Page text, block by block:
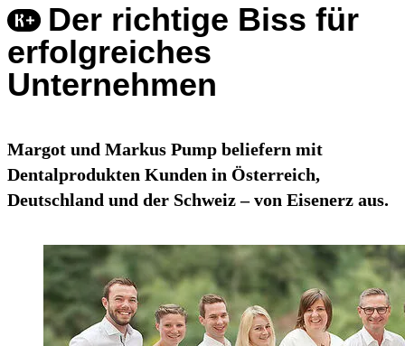
Der richtige Biss für
erfolgreiches
Unternehmen
Margot und Markus Pump beliefern mit
Dentalprodukten Kunden in Österreich,
Deutschland und der Schweiz – von Eisenerz aus.